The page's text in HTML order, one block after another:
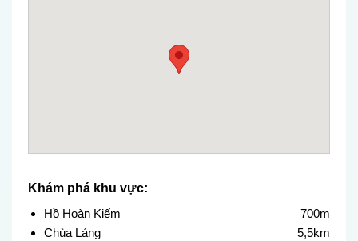
Khám phá khu vực:
Hồ Hoàn Kiếm
700m
Chùa Láng
5,5km